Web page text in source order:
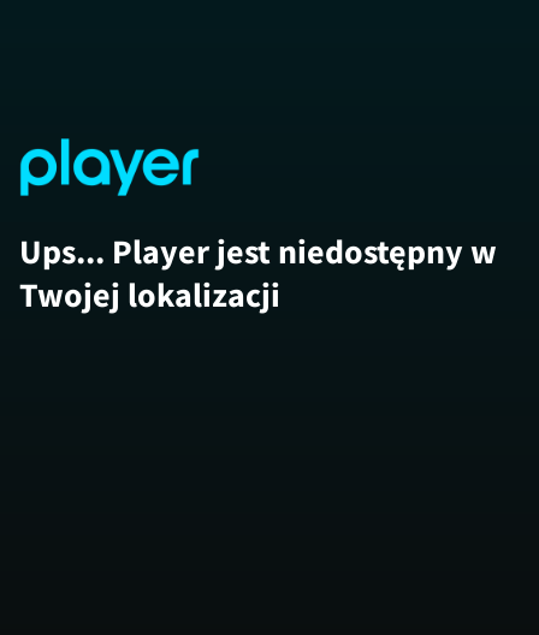
Ups... Player jest niedostępny w
Twojej lokalizacji